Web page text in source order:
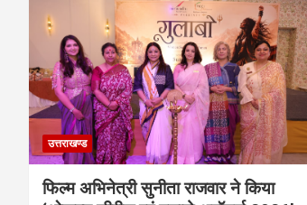
उत्तराखण्ड
फिल्म अभिनेत्री सुनीता राजवार ने किया